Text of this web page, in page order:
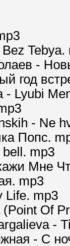
Tebya.
-
год
- Lyubi
- Ne
Попс.
mp3
Мне
mp3
Life. mp3
Of
-
- С